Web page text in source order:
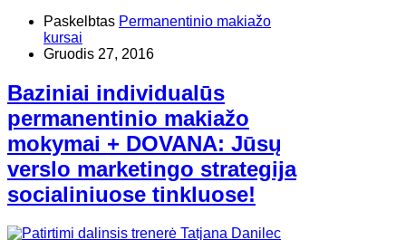
Paskelbtas Permanentinio makiažo
kursai
Gruodis 27, 2016
Baziniai individualūs
permanentinio makiažo
mokymai + DOVANA: Jūsų
verslo marketingo strategija
socialiniuose tinkluose!